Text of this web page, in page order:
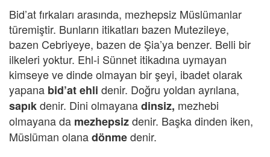
Bid’at fırkaları arasında, mezhepsiz Müslümanlar
türemiştir. Bunların itikatları bazen Mutezileye,
bazen Cebriyeye, bazen de Şia’ya benzer. Belli bir
ilkeleri yoktur. Ehl-i Sünnet itikadına uymayan
kimseye ve dinde olmayan bir şeyi, ibadet olarak
yapana bid’at ehli denir. Doğru yoldan ayrılana,
sapıkdenir. Dini olmayanadinsiz, mezhebi
olmayana da mezhepsizdenir. Başka dinden iken,
Müslüman olanadönmedenir.